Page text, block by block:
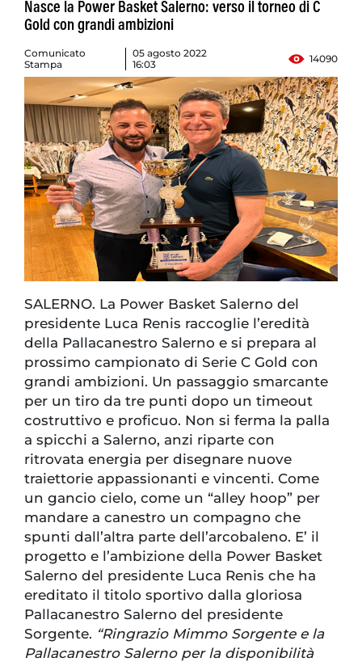
Nasce la Power Basket Salerno: verso il torneo di C
Gold con grandi ambizioni
Comunicato
Stampa
05 agosto 2022
16:03
14090
SALERNO. La Power Basket Salerno del
presidente Luca Renis raccoglie l’eredità
della Pallacanestro Salerno e si prepara al
prossimo campionato di Serie C Gold con
grandi ambizioni. Un passaggio smarcante
per un tiro da tre punti dopo un timeout
costruttivo e proficuo. Non si ferma la palla
a spicchi a Salerno, anzi riparte con
ritrovata energia per disegnare nuove
traiettorie appassionanti e vincenti. Come
un gancio cielo, come un “alley hoop” per
mandare a canestro un compagno che
spunti dall’altra parte dell’arcobaleno. E’ il
progetto e l’ambizione della Power Basket
Salerno del presidente Luca Renis che ha
ereditato il titolo sportivo dalla gloriosa
Pallacanestro Salerno del presidente
Sorgente. “Ringrazio Mimmo Sorgente e la
Pallacanestro Salerno per la disponibilità